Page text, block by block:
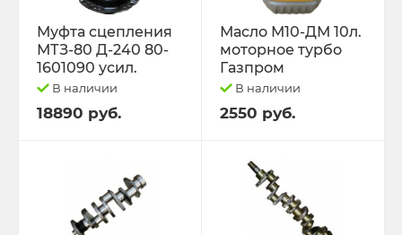
Муфта сцепления
МТЗ-80 Д-240 80-
1601090 усил.
В наличии
18890 руб.
Масло М10-ДМ 10л.
моторное турбо
Газпром
В наличии
2550 руб.